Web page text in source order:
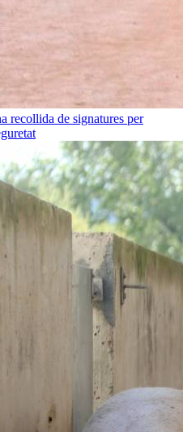
recollida de signatures per